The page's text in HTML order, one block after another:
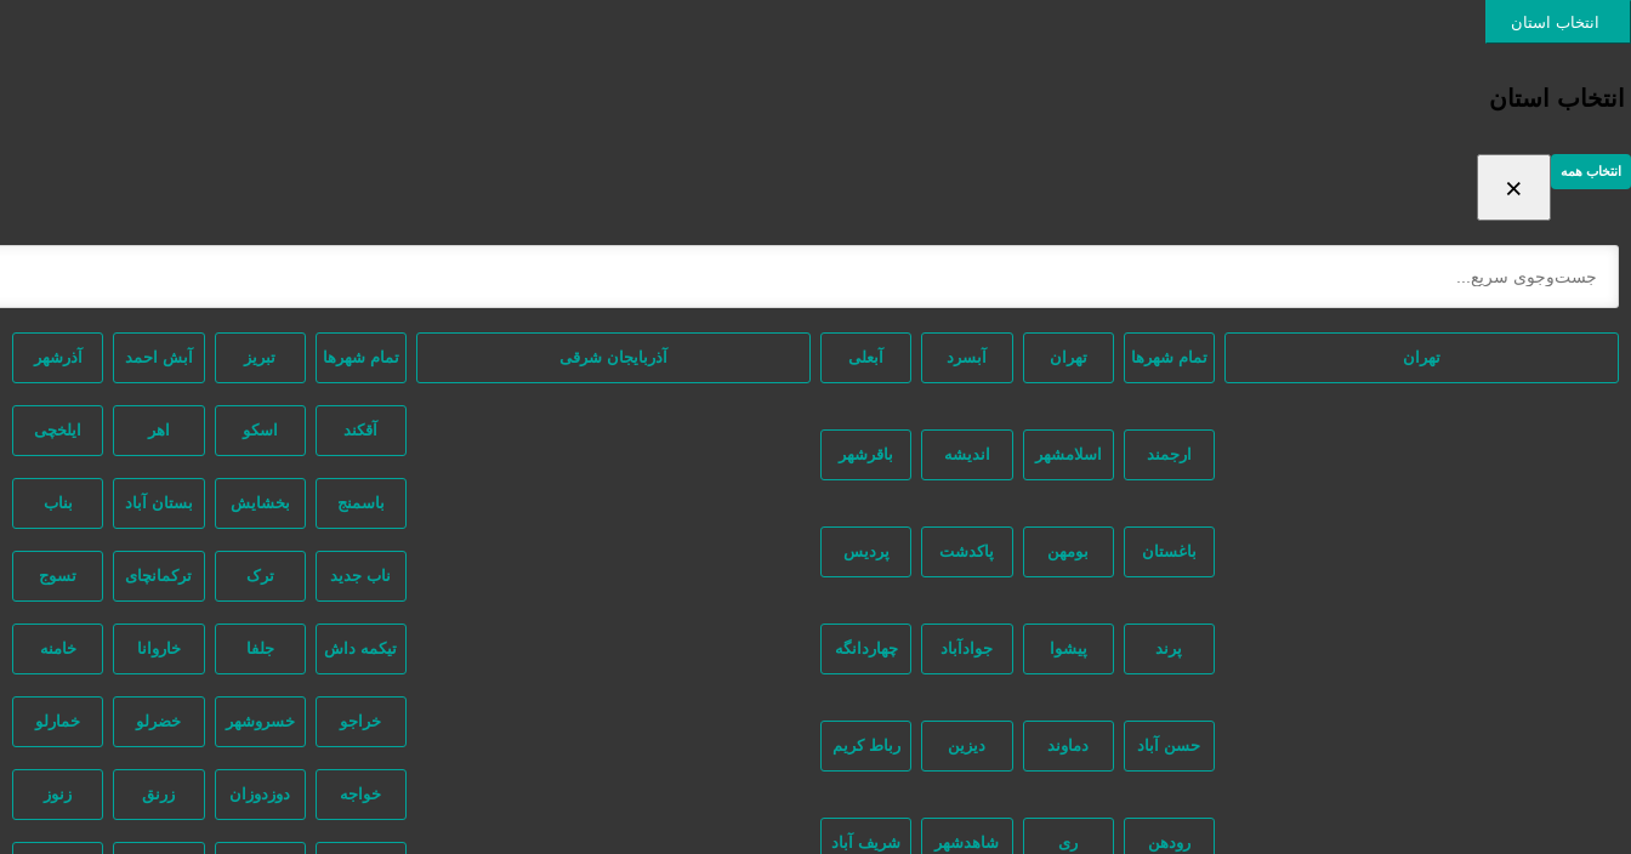
انتخاب استان
انتخاب استان
انتخاب همه ×
تهران تمام شهر‌ها تهران آبسرد آبعلی
ارجمند اسلامشهر اندیشه باقرشهر
باغستان بومهن پاکدشت پردیس
پرند پیشوا جوادآباد چهاردانگه
حسن آباد دماوند دیزین رباط کریم
رودهن ری شاهدشهر شریف آباد
آذربایجان شرقی تمام شهر‌ها تبریز آبش احمد آذرشهر
آقکند اسکو اهر ایلخچی
باسمنج بخشایش بستان آباد بناب
ناب جدید ترک ترکمانچای تسوج
تیکمه داش جلفا خاروانا خامنه
خراجو خسروشهر خضرلو خمارلو
خواجه دوزدوزان زرنق زنوز
ورود / ثبت نام
مرتب‌سازی بر اساس جدیدترین